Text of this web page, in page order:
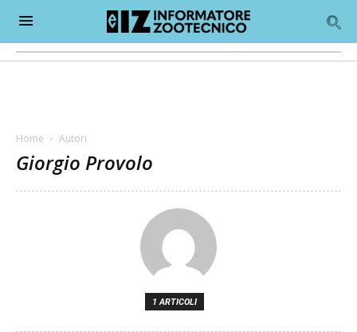
Home Autori
Giorgio Provolo
1 ARTICOLI